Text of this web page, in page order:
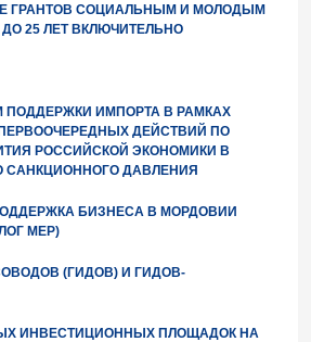
ГРАНТОВ СОЦИАЛЬНЫМ И МОЛОДЫМ
25 ЛЕТ ВКЛЮЧИТЕЛЬНО
ПОДДЕРЖКИ ИМПОРТА В РАМКАХ
ДЕЙСТВИЙ ПО
РОССИЙСКОЙ ЭКОНОМИКИ В
САНКЦИОННОГО ДАВЛЕНИЯ
БИЗНЕСА В МОРДОВИИ
МЕР)
(ГИДОВ) И ГИДОВ-
ИНВЕСТИЦИОННЫХ ПЛОЩАДОК НА